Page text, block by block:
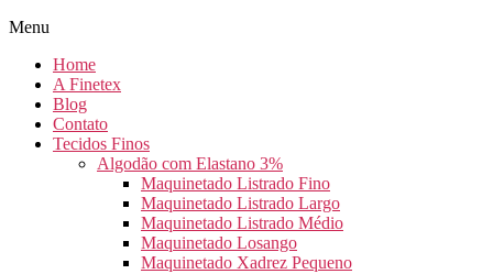
Menu
Home
A Finetex
Blog
Contato
Tecidos Finos
Algodão com Elastano 3%
Maquinetado Listrado Fino
Maquinetado Listrado Largo
Maquinetado Listrado Médio
Maquinetado Losango
Maquinetado Xadrez Pequeno